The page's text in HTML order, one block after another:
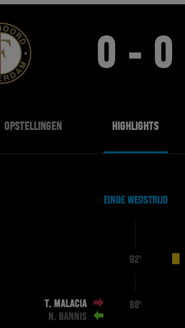
0 - 0
OPSTELLINGEN HIGHLIGHTS
EINDE WEDSTRIJD
92'
T. MALACIA
N. BANNIS
88'